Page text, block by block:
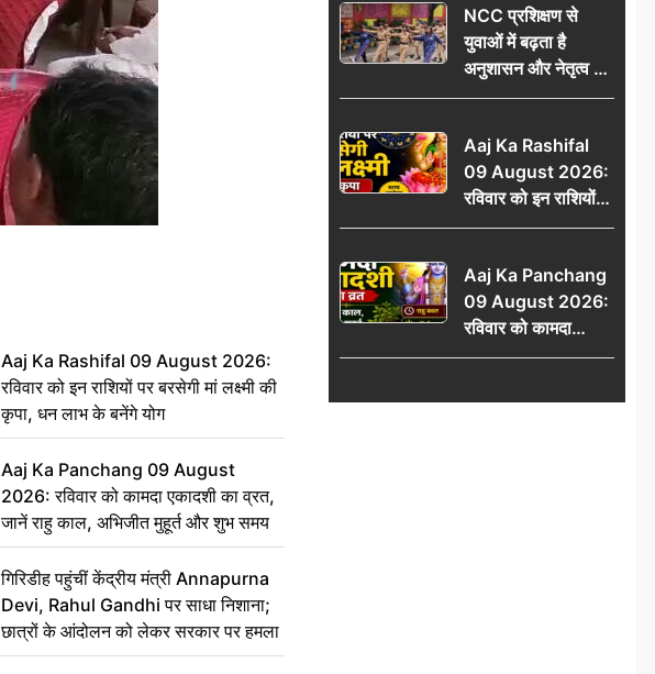
Aaj Ka Rashifal 09 August 2026:
रविवार को इन राशियों पर बरसेगी मां लक्ष्मी की
कृपा, धन लाभ के बनेंगे योग
Aaj Ka Panchang 09 August
2026: रविवार को कामदा एकादशी का व्रत,
जानें राहु काल, अभिजीत मुहूर्त और शुभ समय
गिरिडीह पहुंचीं केंद्रीय मंत्री Annapurna
Devi, Rahul Gandhi पर साधा निशाना;
छात्रों के आंदोलन को लेकर सरकार पर हमला
विधानसभा घेराव का
ऐलान
NCC प्रशिक्षण से
युवाओं में बढ़ता है
अनुशासन और नेतृत्व का
गुण: डॉ. जी.एन. खान
Aaj Ka Rashifal
09 August 2026:
रविवार को इन राशियों
पर बरसेगी मां लक्ष्मी की
योग
Aaj Ka Panchang
09 August 2026:
रविवार को कामदा
एकादशी का व्रत, जानें
और शुभ समय